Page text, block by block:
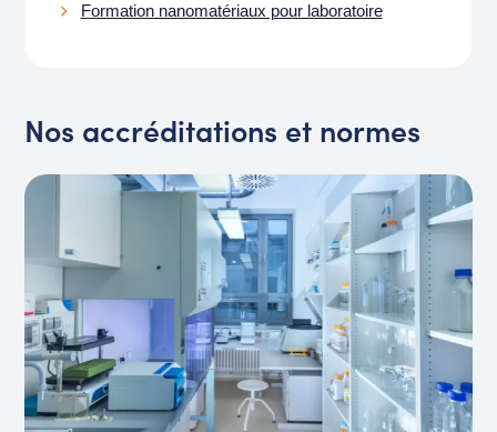
Formation nanomatériaux pour laboratoire
Nos accréditations et normes